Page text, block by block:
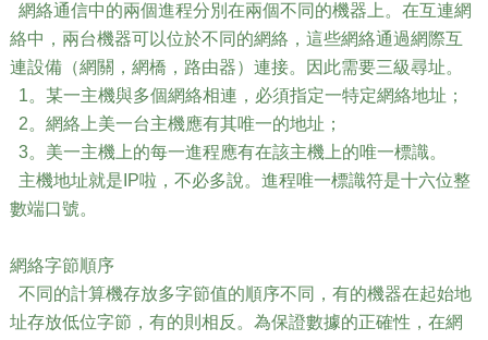
網絡通信中的兩個進程分別在兩個不同的機器上。在互連網
絡中，兩台機器可以位於不同的網絡，這些網絡通過網際互
連設備（網關，網橋，路由器）連接。因此需要三級尋址。
1。某一主機與多個網絡相連，必須指定一特定網絡地址；
2。網絡上美一台主機應有其唯一的地址；
3。美一主機上的每一進程應有在該主機上的唯一標識。
主機地址就是IP啦，不必多說。進程唯一標識符是十六位整
數端口號。
網絡字節順序
不同的計算機存放多字節值的順序不同，有的機器在起始地
址存放低位字節，有的則相反。為保證數據的正確性，在網